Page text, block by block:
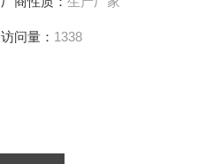
访问量： 1338